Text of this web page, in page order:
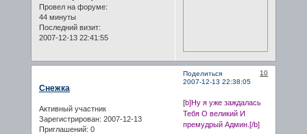
Провел на форуме:
44 минуты
Последний визит:
2007-12-13 22:41:55
Поделиться
10
2007-12-13 22:38:05
Снежка
Активный участник
Зарегистрирован: 2007-12-13
Приглашений: 0
[b]Ну я уже заждалась
Тебя О великий И
премудрый Админ.[/b]